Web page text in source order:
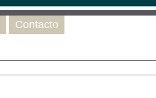
Contacto